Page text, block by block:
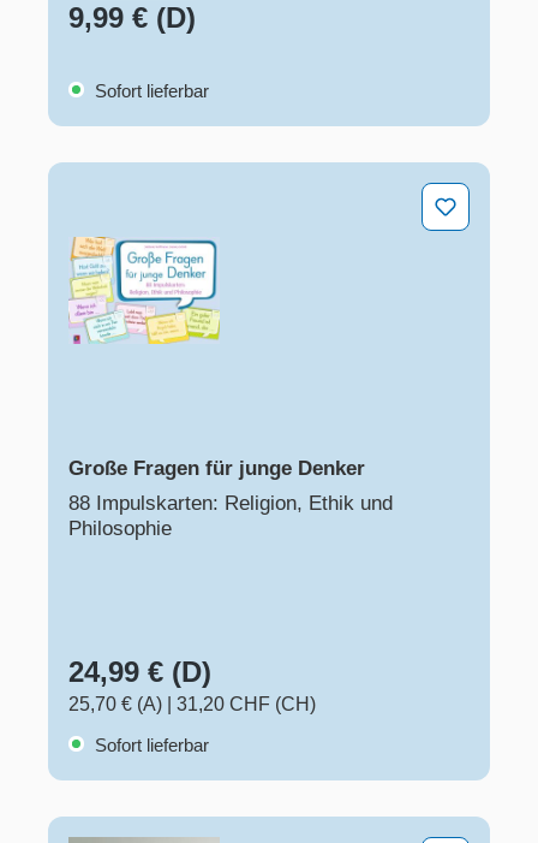
9,99 € (D)
Sofort lieferbar
Große Fragen für junge Denker
88 Impulskarten: Religion, Ethik und
Philosophie
24,99 € (D)
25,70 € (A)
31,20 CHF (CH)
Sofort lieferbar